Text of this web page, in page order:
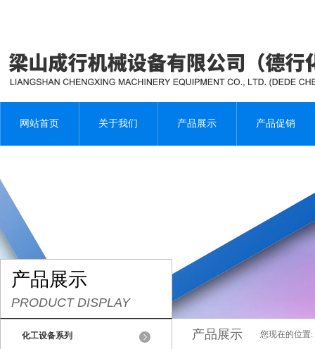
网站首页 关于我们 产品展示 产品促销
产品展示
PRODUCT DISPLAY
化工设备系列 产品展示 您现在的位置: